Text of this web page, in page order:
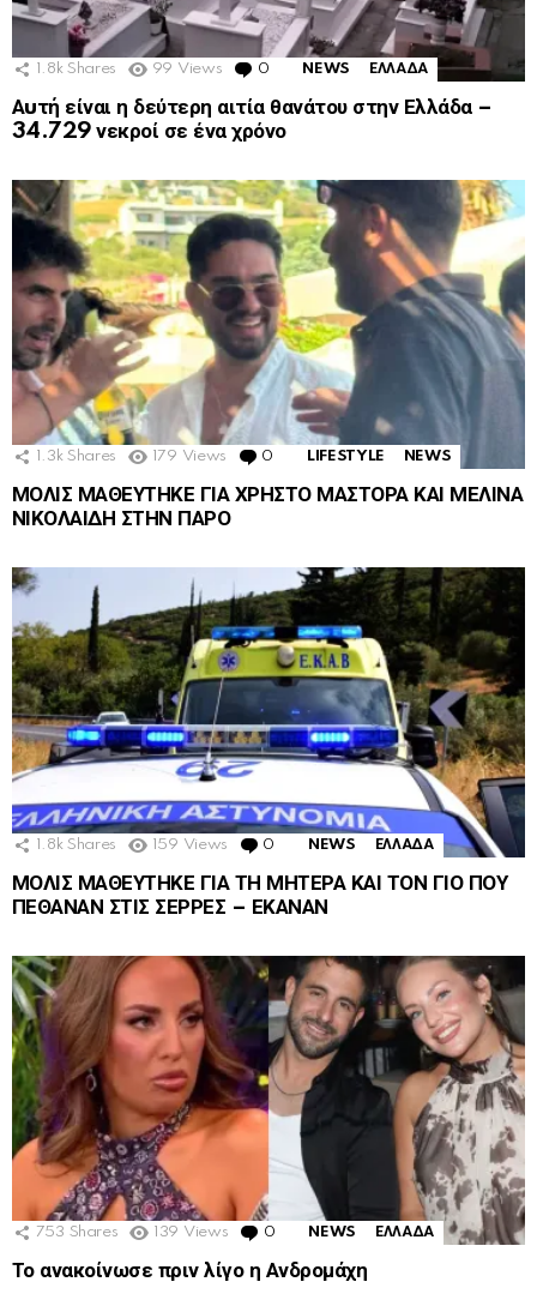
1.8k Shares 99 Views 0 Comments
NEWS ΕΛΛΑΔΑ
Αuτή είναι η δεύτερη αιτία θανάτου στην Ελλάδα –
34.729 νεκροί σε ένα χρόνο
1.3k Shares 179 Views 0 Comments
LIFESTYLE NEWS
ΜΟΛΙΣ ΜΑΘΕΥΤΗΚΕ ΓΙΑ ΧΡΗΣΤΟ ΜΑΣΤΟΡΑ ΚΑΙ ΜΕΛΙΝΑ
ΝΙΚΟΛΑΙΔΗ ΣΤΗΝ ΠΑΡΟ
1.8k Shares 159 Views 0 Comments
NEWS ΕΛΛΑΔΑ
ΜΟΛΙΣ ΜΑΘΕΥΤΗΚΕ ΓΙΑ ΤΗ ΜΗΤΕΡΑ ΚΑΙ ΤΟΝ ΓΙΟ ΠΟΥ
ΠΕΘΑΝΑΝ ΣΤΙΣ ΣΕΡΡΕΣ – ΕΚΑΝΑΝ
753 Shares 139 Views 0 Comments
NEWS ΕΛΛΑΔΑ
Το ανακοίνωσε πριν λίγο η Ανδρομάχη